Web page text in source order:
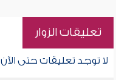
تعليقات الزوار
لا توجد تعليقات حتى الآن